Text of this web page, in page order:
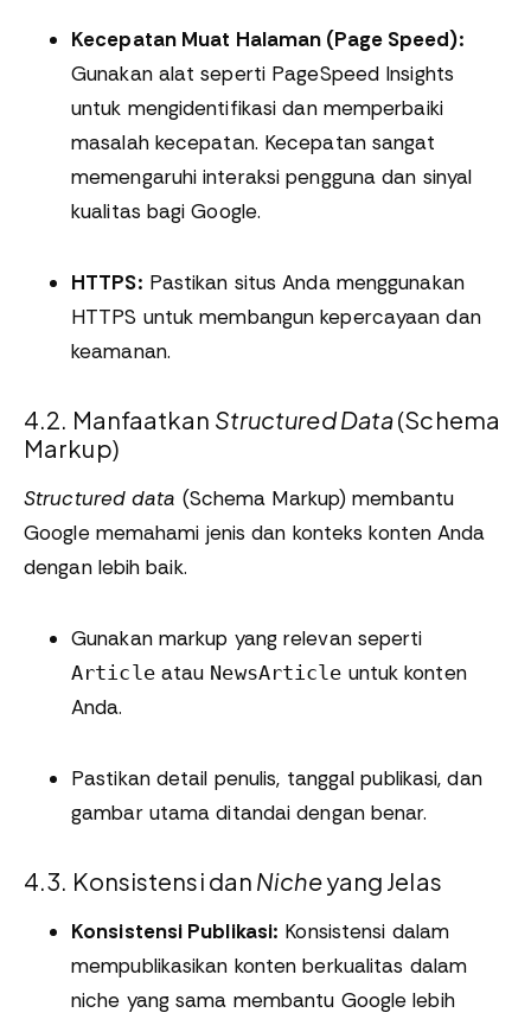
Kecepatan Muat Halaman (Page Speed):
Gunakan alat seperti PageSpeed Insights
untuk mengidentifikasi dan memperbaiki
masalah kecepatan. Kecepatan sangat
memengaruhi interaksi pengguna dan sinyal
kualitas bagi Google.
HTTPS: Pastikan situs Anda menggunakan
HTTPS untuk membangun kepercayaan dan
keamanan.
4.2. Manfaatkan Structured Data(Schema
Markup)
Structured data (Schema Markup) membantu
Google memahami jenis dan konteks konten Anda
dengan lebih baik.
Gunakan markup yang relevan seperti
Articleatau NewsArticle untuk konten
Anda.
Pastikan detail penulis, tanggal publikasi, dan
gambar utama ditandai dengan benar.
4.3. Konsistensi dan Nicheyang Jelas
Konsistensi Publikasi: Konsistensi dalam
mempublikasikan konten berkualitas dalam
niche yang sama membantu Google lebih